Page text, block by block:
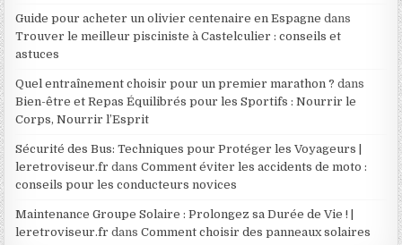
Guide pour acheter un olivier centenaire en Espagne dans
Trouver le meilleur pisciniste à Castelculier : conseils et
astuces
Quel entraînement choisir pour un premier marathon ? dans
Bien-être et Repas Équilibrés pour les Sportifs : Nourrir le
Corps, Nourrir l’Esprit
Sécurité des Bus: Techniques pour Protéger les Voyageurs |
leretroviseur.fr dansComment éviter les accidents de moto :
conseils pour les conducteurs novices
Maintenance Groupe Solaire : Prolongez sa Durée de Vie ! |
leretroviseur.fr dansComment choisir des panneaux solaires